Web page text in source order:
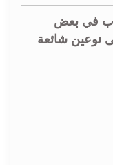
في بعض
نوعين شائعة